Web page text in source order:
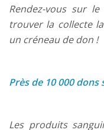
Rendez-vous sur
trouver la collecte
un créneau de don !
Près de 10 000
Les produits